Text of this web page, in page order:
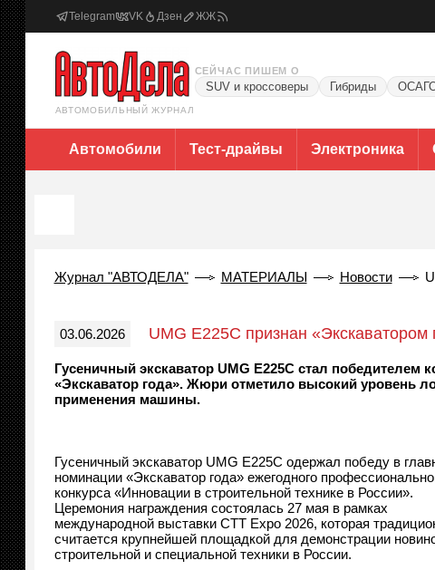
Telegram VK Дзен ЖЖ
АВТОМОБИЛЬНЫЙ ЖУРНАЛ
СЕЙЧАС ПИШЕМ О
SUV и кроссоверы Гибриды
Автомобили Тест-драйвы Электроника
Журнал "АВТОДЕЛА" МАТЕРИАЛЫ Новости
03.06.2026 UMG E225C признан
Гусеничный экскаватор UMG E225C стал победителем
«Экскаватор года». Жюри отметило высокий уровень
применения машины.
Гусеничный экскаватор UMG E225C одержал победу в
номинации «Экскаватор года» ежегодного
конкурса «Инновации в строительной технике в России».
Церемония награждения состоялась 27 мая в рамках
международной выставки CTT Expo 2026, которая
считается крупнейшей площадкой для демонстрации
строительной и специальной техники в России.